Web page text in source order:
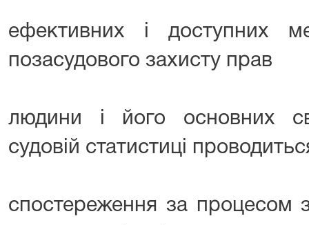
ефективних і доступних
позасудового захисту прав
людини і його основних
судовій статистиці
спостереження за процесом